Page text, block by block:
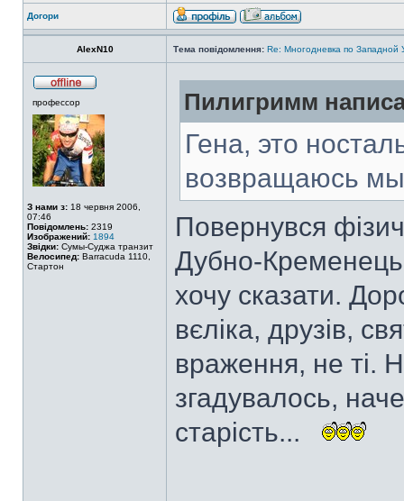
Догори
AlexN10 Тема повідомлення: Re: Многодневка по Западной
профессор
З нами з: 18 червня 2006,
07:46
Повідомлень: 2319
Изображений: 1894
Звідки: Сумы-Суджа транзит
Велосипед: Barracuda 1110,
Стартон
Пилигримм
Гена, это
возвращаюсь
Повернувся
Дубно-
хочу сказати.
вєліка, друзів,
враження, не ті.
згадувалось,
старість...